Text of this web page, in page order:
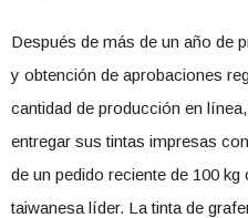
Después de más de un año de
y obtención de aprobaciones
cantidad de producción en
entregar sus tintas impresas
de un pedido reciente de 100
taiwanesa líder. La tinta de